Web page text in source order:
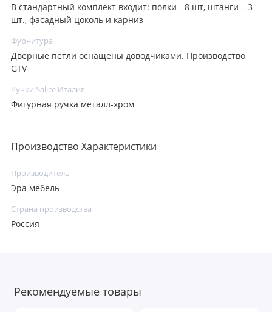
В стандартный комплект входит: полки - 8 шт, штанги – 3
шт., фасадный цоколь и карниз
Фурнитура
Дверные петли оснащены доводчиками. Производство
GTV
Ручки Salice Италия
Фигурная ручка металл-хром
Производство Характеристики
Производитель
Эра мебель
Страна производства
Россия
Рекомендуемые товары